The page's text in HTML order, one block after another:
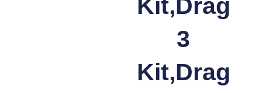
Kit,Drag
3
Kit,Drag